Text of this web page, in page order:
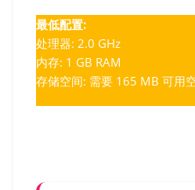
最低配置:
处理器: 2.0 GHz
内存: 1 GB RAM
存储空间: 需要 165 MB 可用